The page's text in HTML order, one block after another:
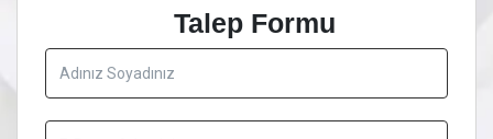
Talep Formu